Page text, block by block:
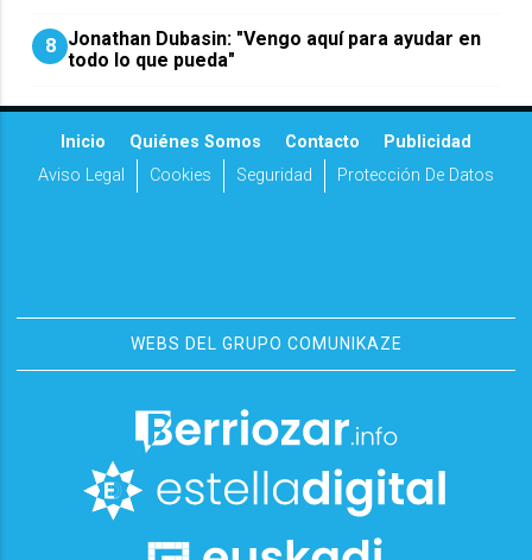
8 Jonathan Dubasin: "Vengo aquí para ayudar en
todo lo que pueda"
Inicio Quiénes Somos Contacto
Publicidad
Aviso Legal
Cookies Seguridad Protección De Datos
WEBS DEL GRUPO COMUNIKAZE